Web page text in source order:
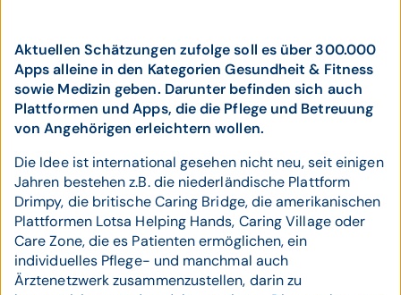
Aktuellen Schätzungen zufolge soll es über 300.000
Apps alleine in den Kategorien Gesundheit & Fitness
sowie Medizin geben. Darunter befinden sich auch
Plattformen und Apps, die die Pflege und Betreuung
von Angehörigen erleichtern wollen.
Die Idee ist international gesehen nicht neu, seit einigen
Jahren bestehen z.B. die niederländische Plattform
Drimpy, die britische Caring Bridge, die amerikanischen
Plattformen Lotsa Helping Hands, Caring Village oder
Care Zone, die es Patienten ermöglichen, ein
individuelles Pflege- und manchmal auch
Ärztenetzwerk zusammenzustellen, darin zu